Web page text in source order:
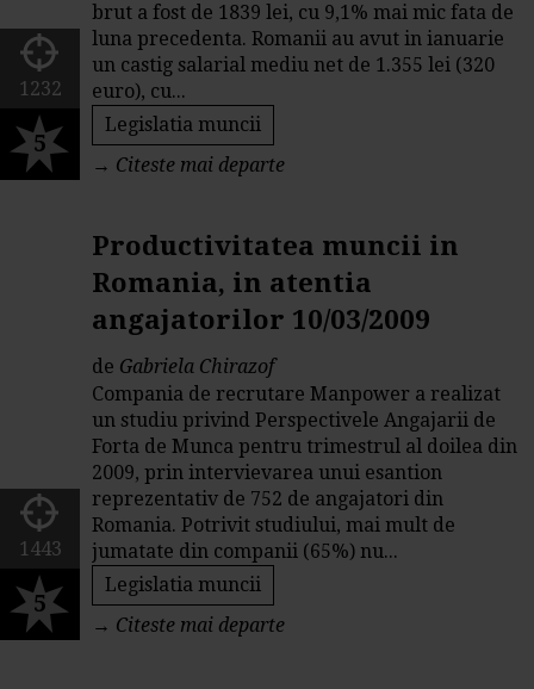
brut a fost de 1839 lei, cu 9,1% mai mic fata de
luna precedenta. Romanii au avut in ianuarie
un castig salarial mediu net de 1.355 lei (320
euro), cu...
Legislatia muncii
→ Citeste mai departe
1232
5
Productivitatea muncii in
Romania, in atentia
angajatorilor 10/03/2009
de Gabriela Chirazof
Compania de recrutare Manpower a realizat
un studiu privind Perspectivele Angajarii de
Forta de Munca pentru trimestrul al doilea din
2009, prin intervievarea unui esantion
reprezentativ de 752 de angajatori din
Romania. Potrivit studiului, mai mult de
jumatate din companii (65%) nu...
Legislatia muncii
→ Citeste mai departe
1443
5